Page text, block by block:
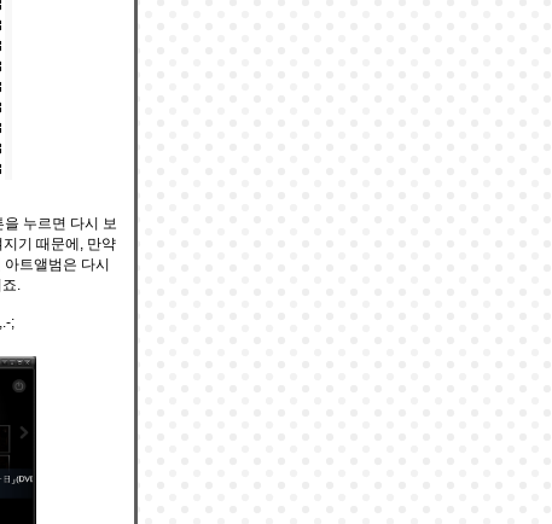
누르면 다시 보
기 때문에, 만약
트앨범은 다시
.
;